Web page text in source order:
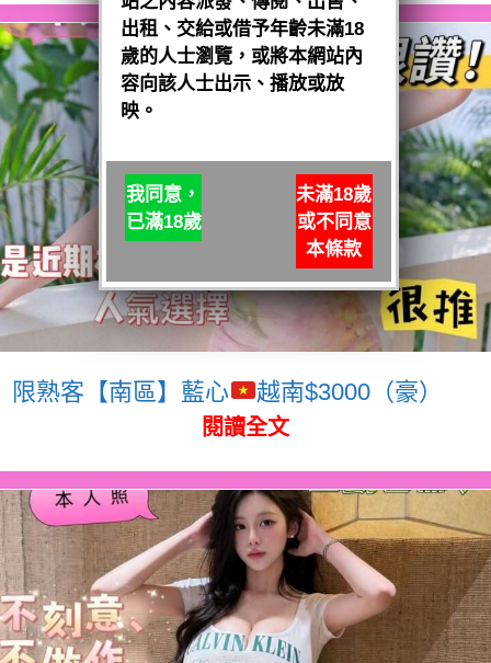
限熟客【南區】藍心 越南$3000（豪）
閱讀全文
出租、交給或借予年齡未滿18
歲的人士瀏覽，或將本網站內
容向該人士出示、播放或放
映。
我同意，
已滿18歲
未滿18歲
或不同意
本條款